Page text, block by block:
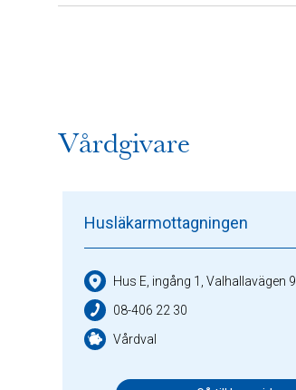
Vårdgivare
Husläkarmottagningen
Hus E, ingång 1, Valhallavägen
08-406 22 30
Vårdval